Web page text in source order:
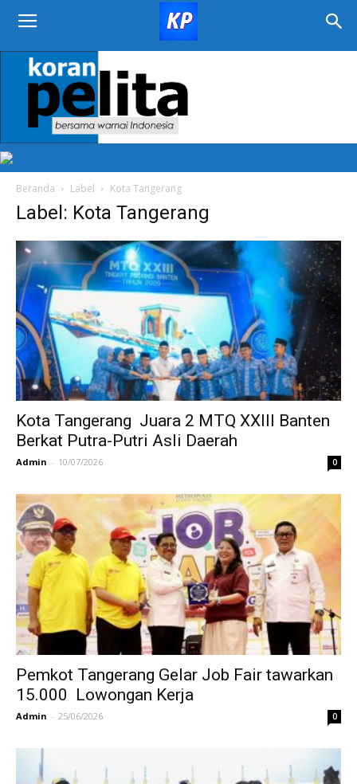
KORAN
PELITA
Beranda Label Kota Tangerang
Label: Kota Tangerang
Kota Tangerang Juara 2 MTQ XXIII Banten
Berkat Putra-Putri Asli Daerah
Admin - 10/07/2026 0
Pemkot Tangerang Gelar Job Fair tawarkan
15.000 Lowongan Kerja
Admin - 25/06/2026 0